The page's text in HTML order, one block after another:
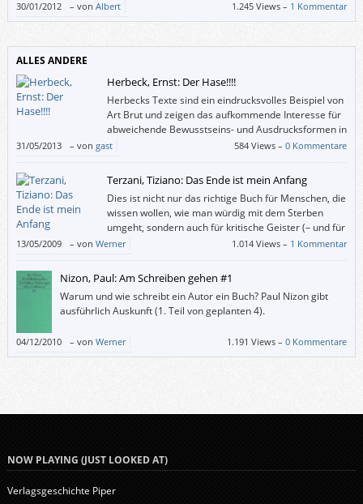
durch Gruppendruck, Tabletten, Angst vor Eltern und
Geheimnistuerei zur Katastrophe heranwächst.
30/01/2012 – von Albert 1.245 Views – 1 Kommentar
ALLES ANDERE
Herbeck, Ernst: Der Hase!!!!
Herbecks Texte sind ein eindrucksvolles Beispiel von
Art Brut und zeigen das aufkommende Interesse für
abweichende Bewusstseins- und Ausdrucksformen in
der Anti-Psychiatriebewegung der 60er-Jahre.
31/05/2013 – von gast 584 Views –0 Kommentare
Terzani, Tiziano: Das Ende ist mein Anfang
Dies ist nicht nur das richtige Buch für Menschen, die
wissen wollen, wie man würdig mit dem Sterben
umgeht, sondern auch für kritische Geister (– und für
solche, die an einem Crashkurs „Asien in der zweiten
Hälfte des 20. Jahrhunderts“ interessiert sind).
13/05/2009 – von Werner 1.014 Views – 1 Kommentar
Nizon, Paul: Am Schreiben gehen #1
Warum und wie schreibt ein Autor ein Buch? Paul Nizon gibt
ausführlich Auskunft (1. Teil von geplanten 4).
04/12/2010 – von Werner 1.191 Views –0 Kommentare
NOW PLAYING (JUST LOOKED AT)
Verlagsgeschichte Piper